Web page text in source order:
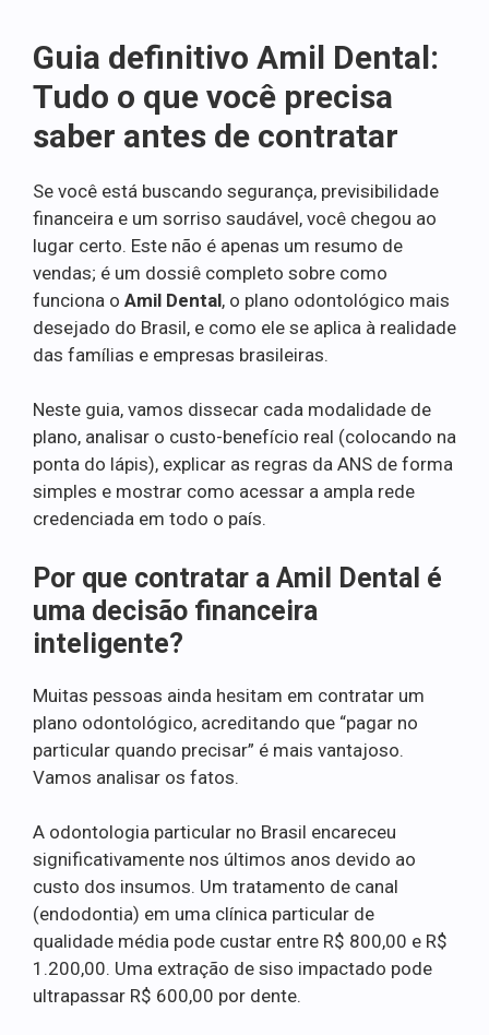
Guia definitivo Amil Dental:
Tudo o que você precisa
saber antes de contratar
Se você está buscando segurança, previsibilidade
financeira e um sorriso saudável, você chegou ao
lugar certo. Este não é apenas um resumo de
vendas; é um dossiê completo sobre como
funciona o Amil Dental, o plano odontológico mais
desejado do Brasil, e como ele se aplica à realidade
das famílias e empresas brasileiras.
Neste guia, vamos dissecar cada modalidade de
plano, analisar o custo-benefício real (colocando na
ponta do lápis), explicar as regras da ANS de forma
simples e mostrar como acessar a ampla rede
credenciada em todo o país.
Por que contratar a Amil Dental é
uma decisão financeira
inteligente?
Muitas pessoas ainda hesitam em contratar um
plano odontológico, acreditando que “pagar no
particular quando precisar” é mais vantajoso.
Vamos analisar os fatos.
A odontologia particular no Brasil encareceu
significativamente nos últimos anos devido ao
custo dos insumos. Um tratamento de canal
(endodontia) em uma clínica particular de
qualidade média pode custar entre R$ 800,00 e R$
1.200,00. Uma extração de siso impactado pode
ultrapassar R$ 600,00 por dente.